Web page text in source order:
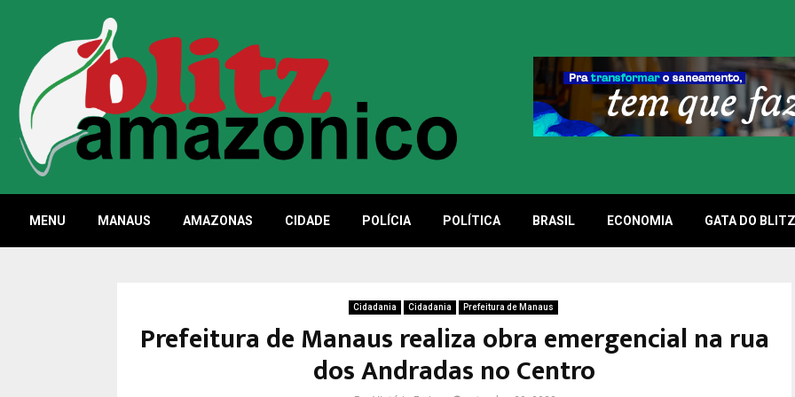
MENU MANAUS AMAZONAS CIDADE POLÍCIA POLÍTICA BRASIL ECONOMIA GATA DO BLITZ
Cidadania Cidadania Prefeitura de Manaus
Prefeitura de Manaus realiza obra emergencial na rua
dos Andradas no Centro